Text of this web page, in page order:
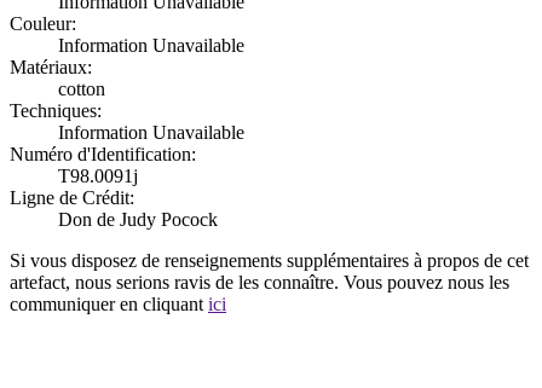
Couleur:
Information Unavailable
Matériaux:
cotton
Techniques:
Information Unavailable
Numéro d'Identification:
T98.0091j
Ligne de Crédit:
Don de Judy Pocock
Si vous disposez de renseignements supplémentaires à propos de cet
artefact, nous serions ravis de les connaître. Vous pouvez nous les
communiquer en cliquant ici